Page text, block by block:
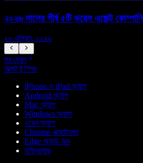
২০২৬ সালের শীর্ষ ৫টি ভয়েস এজেন্ট কোম্পানি
২৮ এপ্রিল, ২০২৬
সব দেখুন
টেক্সট টু স্পিচ
iPhone ও iPad অ্যাপ
Android অ্যাপ
Mac অ্যাপ
Windows অ্যাপ
ওয়েব অ্যাপ
Chrome এক্সটেনশন
Edge অ্যাড-অন
ডাউনলোড